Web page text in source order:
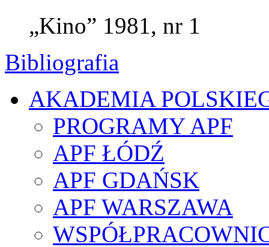
„Kino” 1981, nr 1
Bibliografia
AKADEMIA
PROGRAMY APF
APF ŁÓDŹ
APF GDAŃSK
APF WARSZAWA